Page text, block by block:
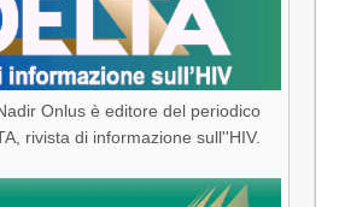
Onlus è editore del periodico
rivista di informazione sull''HIV.